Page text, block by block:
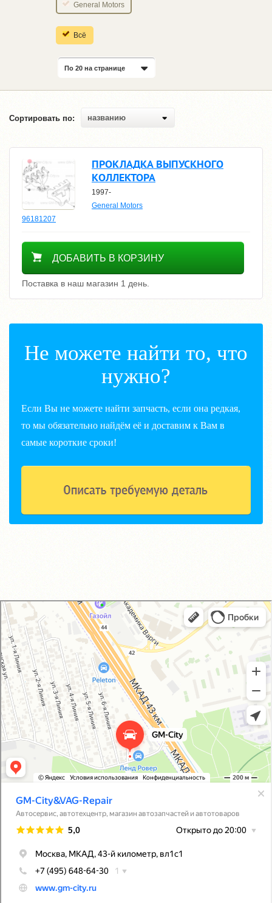
General Motors
Всё
По 20 на странице
Сортировать по: названию
ПРОКЛАДКА ВЫПУСКНОГО
КОЛЛЕКТОРА
1997-
General Motors
96181207
300
ДОБАВИТЬ В КОРЗИНУ
Поставка в наш магазин 1 день.
Не можете найти то, что
нужно?
Если Вы не можете найти запчасть, если она редкая,
то мы обязательно найдём её и доставим к Вам в
самые короткие сроки!
GM-City&VAG-Repair
Автосервис, автотехцентр в Москве
Магазин автозапчастей и автотоваров в Москве